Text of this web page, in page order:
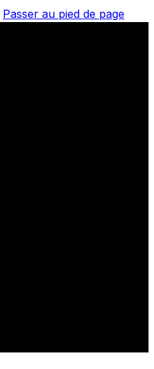
Passer au pied de page